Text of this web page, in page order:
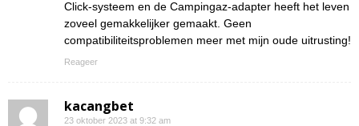
Click-systeem en de Campingaz-adapter heeft het leven
zoveel gemakkelijker gemaakt. Geen
compatibiliteitsproblemen meer met mijn oude uitrusting!
Reageer
kacangbet
23 oktober 2023 at 9:32 am